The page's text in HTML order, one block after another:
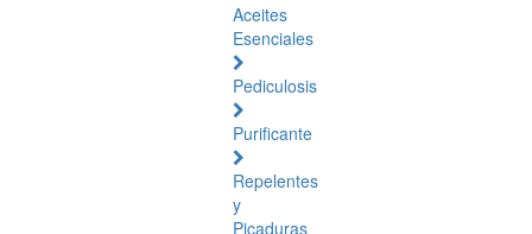
Aceites
Esenciales
Pediculosis
Purificante
Repelentes
y
Picaduras